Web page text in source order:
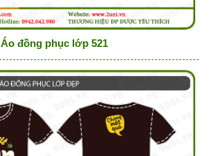
Áo đồng phục lớp 521